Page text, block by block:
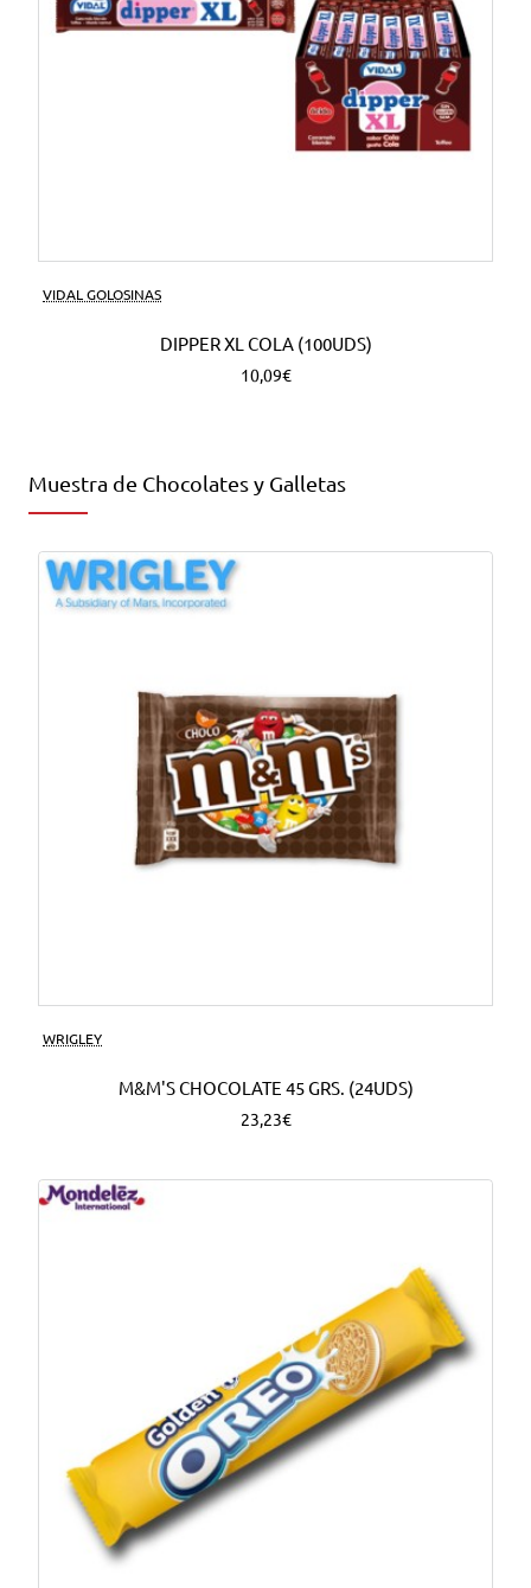
VIDAL GOLOSINAS
DIPPER XL COLA (100UDS)
10,09€
Muestra de Chocolates y Galletas
WRIGLEY
M&M'S CHOCOLATE 45 GRS. (24UDS)
23,23€